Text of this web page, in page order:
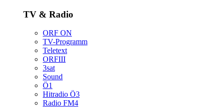
TV&Radio
ORFON
TV-Programm
Teletext
ORFIII
3sat
Sound
Ö1
HitradioÖ3
RadioFM4